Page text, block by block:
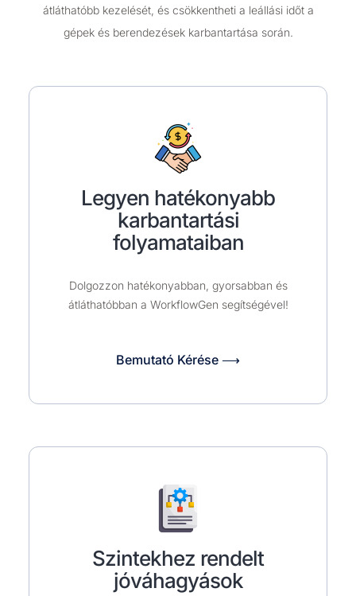
átláthatóbb kezelését, és csökkentheti a leállási időt a
gépek és berendezések karbantartása során.
Legyen hatékonyabb
karbantartási
folyamataiban
Dolgozzon hatékonyabban, gyorsabban és
átláthatóbban a WorkflowGen segítségével!
Bemutató Kérése ⟶
Szintekhez rendelt
jóváhagyások